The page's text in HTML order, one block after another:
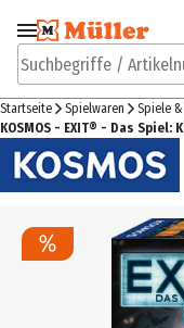
Zur Navigation
springen
Suchbegriffe /
Startseite Spielwaren Spiele
KOSMOS - EXIT® - Das